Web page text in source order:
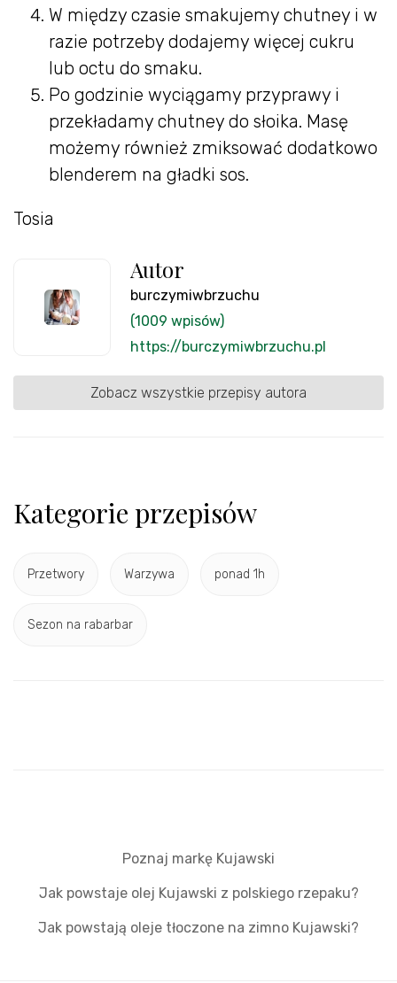
W między czasie smakujemy chutney i w
razie potrzeby dodajemy więcej cukru
lub octu do smaku.
Po godzinie wyciągamy przyprawy i
przekładamy chutney do słoika. Masę
możemy również zmiksować dodatkowo
blenderem na gładki sos.
Tosia
Autor
burczymiwbrzuchu
(1009 wpisów)
https://burczymiwbrzuchu.pl
Zobacz wszystkie przepisy autora
Kategorie przepisów
Przetwory Warzywa ponad 1h
Sezon na rabarbar
Poznaj markę Kujawski
Jak powstaje olej Kujawski z polskiego rzepaku?
Jak powstają oleje tłoczone na zimno Kujawski?